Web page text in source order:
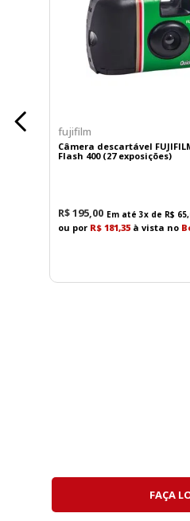
A bateria Philips CR2
CR2, você está
fujifilm
Câmera descartável
Flash 400 (27 exposições)
R$195 00 Em até3x de R$ 65,
ou por R$ 181,35 à vista no
FAÇA